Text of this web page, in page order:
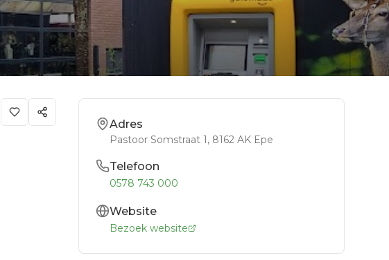
Adres
Pastoor Somstraat 1, 8162 AK Epe
Telefoon
0578 743 000
Website
Bezoek website